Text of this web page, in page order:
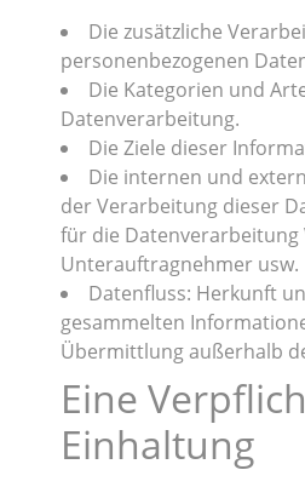
Die zusätzliche
personenbezogenen
Die Kategorien und
Datenverarbeitung.
Die Ziele dieser
Die internen und
der Verarbeitung dieser
für die
Unterauftragnehmer usw.
Datenfluss: Herkunft
gesammelten
Übermittlung außerhalb
Eine
Einhaltung